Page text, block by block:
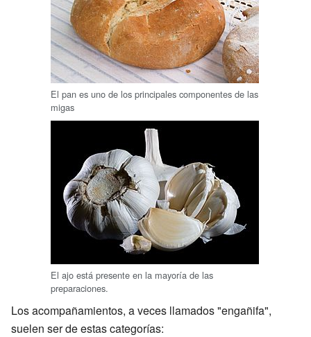
El pan es uno de los principales componentes de las
migas
El ajo está presente en la mayoría de las
preparaciones.
Los acompañamientos, a veces llamados "engañifa",
suelen ser de estas categorías: